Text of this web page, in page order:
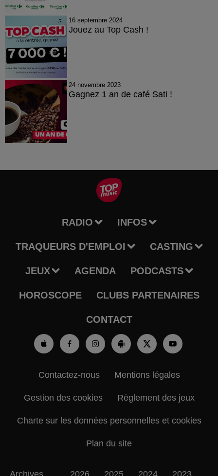
16 septembre 2024
Jouez au Top Cash !
24 novembre 2023
Gagnez 1 an de café Sati !
RADIO INFOS
TRAQUEURS D'EMPLOI CASTING
JEUX AGENDA PODCASTS
HOROSCOPE CLUBS PARTENAIRES
CONTACT
Contactez-nous Mentions légales
Gestion des cookies Règlement des jeux
Charte sur les données personnelles et cookies
Plan du site
Archives 2026 2025 2024 2023